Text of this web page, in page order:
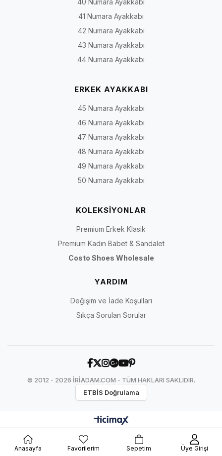
40 Numara Ayakkabı
41 Numara Ayakkabı
42 Numara Ayakkabı
43 Numara Ayakkabı
44 Numara Ayakkabı
ERKEK AYAKKABI
45 Numara Ayakkabı
46 Numara Ayakkabı
47 Numara Ayakkabı
48 Numara Ayakkabı
49 Numara Ayakkabı
50 Numara Ayakkabı
KOLEKSİYONLAR
Premium Erkek Klasik
Premium Kadın Babet & Sandalet
Costo Shoes Wholesale
YARDIM
Değişim ve İade Koşulları
Sıkça Sorulan Sorular
© 2012 - 2026 İRİADAM.COM - TÜM HAKLARI SAKLIDIR.
ETBİS Doğrulama
Anasayfa Favorilerim Sepetim Üye Girişi